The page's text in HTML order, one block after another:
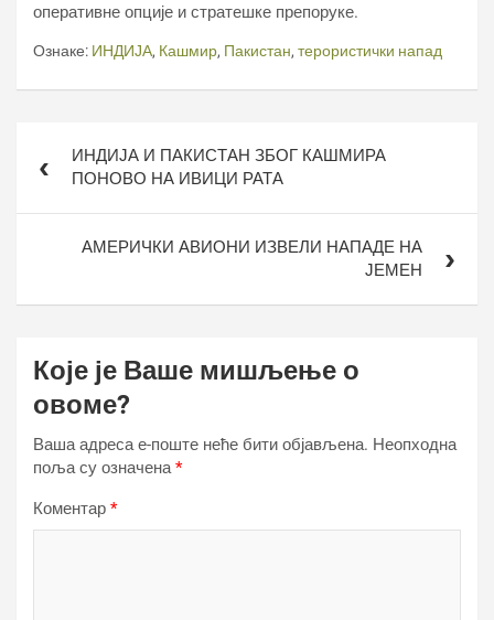
оперативне опције и стратешке препоруке.
Ознаке: ИНДИЈА, Кашмир, Пакистан, терористички напад
чланкаИНДИЈА И ПАКИСТАН ЗБОГ КАШМИРА
ПОНОВО НА ИВИЦИ РАТА
АМЕРИЧКИ АВИОНИ ИЗВЕЛИ НАПАДЕ НА
ЈЕМЕН
Које је Ваше мишљење о
овоме?
Ваша адреса е-поште неће бити објављена. Неопходна
поља су означена*
Коментар *